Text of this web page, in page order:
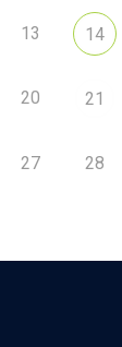
13 14
20 21
27 28